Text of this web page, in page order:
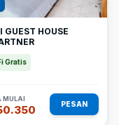
GUEST HOUSE
Gratis
MULAI
PESAN